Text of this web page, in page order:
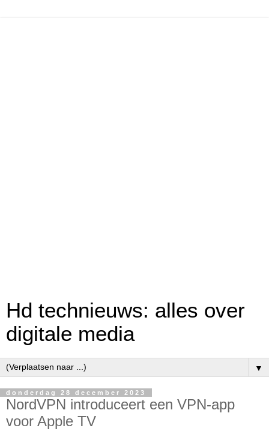
Hd technieuws: alles over
digitale media
▼
donderdag 28 december 2023
NordVPN introduceert een VPN-app
voor Apple TV